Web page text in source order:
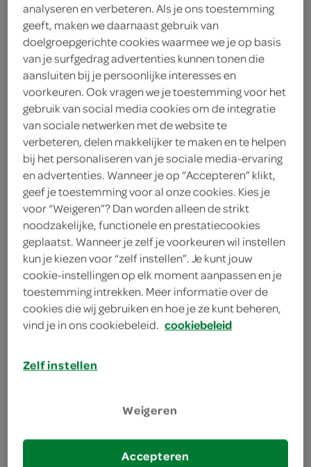
junami
0.
63
233 gram
Let op: aanbiedingen zijn niet zichtbaar bij de
producten, maar worden wél automatisch
verwerkt in de winkelmand.
koel en donker bewaren
analyseren en verbeteren. Als je ons toestemming
geeft, maken we daarnaast gebruik van
doelgroepgerichte cookies waarmee we je op basis
van je surfgedrag advertenties kunnen tonen die
aansluiten bij je persoonlijke interesses en
voorkeuren. Ook vragen we je toestemming voor het
gebruik van social media cookies om de integratie
van sociale netwerken met de website te
verbeteren, delen makkelijker te maken en te helpen
bij het personaliseren van je sociale media-ervaring
en advertenties. Wanneer je op “Accepteren” klikt,
geef je toestemming voor al onze cookies. Kies je
voor “Weigeren”? Dan worden alleen de strikt
noodzakelijke, functionele en prestatiecookies
geplaatst. Wanneer je zelf je voorkeuren wil instellen
kun je kiezen voor “zelf instellen”. Je kunt jouw
cookie-instellingen op elk moment aanpassen en je
toestemming intrekken. Meer informatie over de
cookies die wij gebruiken en hoe je ze kunt beheren,
vind je in ons cookiebeleid. cookiebeleid
Zelf instellen
Weigeren
Accepteren